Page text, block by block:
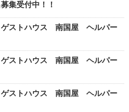
集受付中！！
ストハウス 南国屋 ヘルパー
ストハウス 南国屋 ヘルパー
ストハウス 南国屋 ヘルパー